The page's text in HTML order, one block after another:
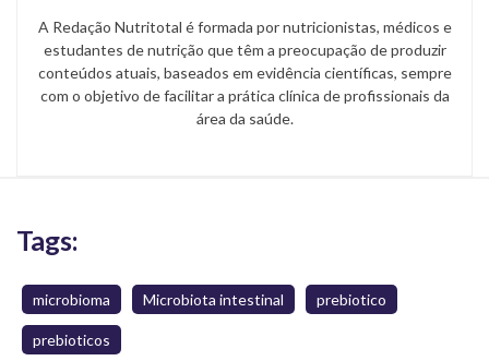
A Redação Nutritotal é formada por nutricionistas, médicos e
estudantes de nutrição que têm a preocupação de produzir
conteúdos atuais, baseados em evidência científicas, sempre
com o objetivo de facilitar a prática clínica de profissionais da
área da saúde.
Tags:
microbioma Microbiota intestinal prebiotico
prebioticos